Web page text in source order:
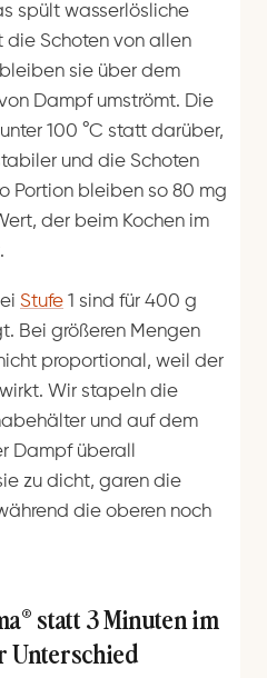
spült wasserlösliche
die Schoten von allen
sie über dem
Dampf umströmt. Die
100 °C statt darüber,
und die Schoten
Portion bleiben so 80 mg
der beim Kochen im
Stufe 1 sind für 400 g
Bei größeren Mengen
proportional, weil der
Wir stapeln die
und auf dem
Dampf überall
zu dicht, garen die
die oberen noch
statt 3 Minuten im
Unterschied